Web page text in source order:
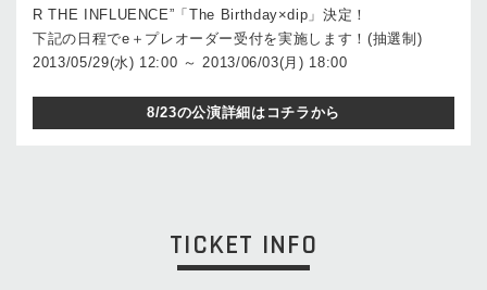
R THE INFLUENCE”「The Birthday×dip」決定！
下記の日程でe＋プレオーダー受付を実施します！(抽選制)
2013/05/29(水) 12:00 ～ 2013/06/03(月) 18:00
8/23の公演詳細はコチラから
TICKET INFO